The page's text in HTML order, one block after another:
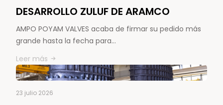
DESARROLLO ZULUF DE ARAMCO
AMPO POYAM VALVES acaba de firmar su pedido más
grande hasta la fecha para…
Leer más
23 julio 2026